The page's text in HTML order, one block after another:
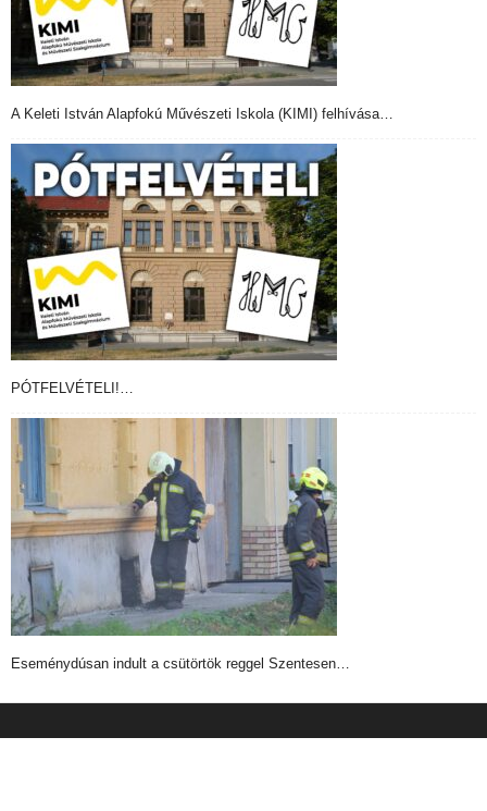
A Keleti István Alapfokú Művészeti Iskola (KIMI) felhívása…
PÓTFELVÉTELI!…
Eseménydúsan indult a csütörtök reggel Szentesen…